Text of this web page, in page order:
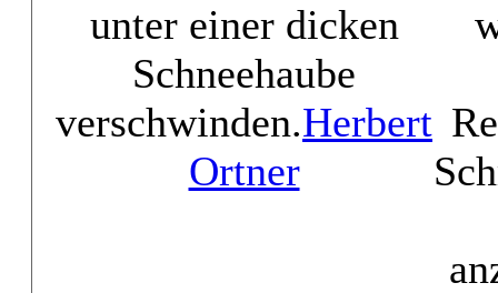
unter einer dicken
Schneehaube
verschwinden.Herbert
Ortner